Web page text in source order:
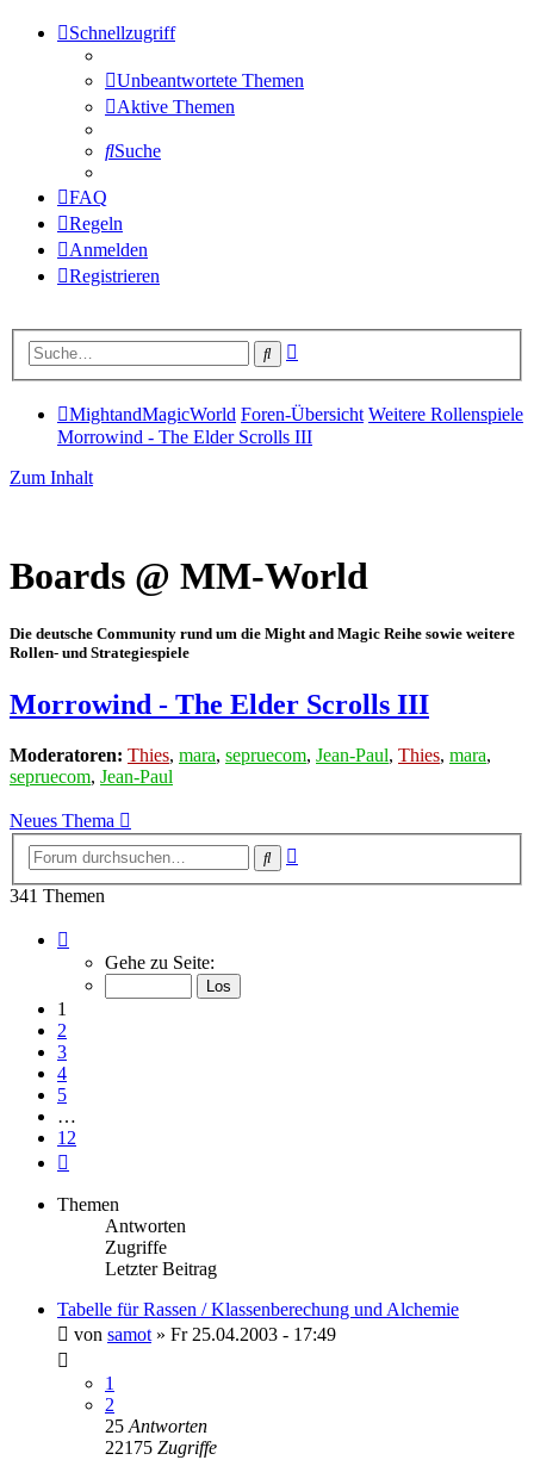
Schnellzugriff
Unbeantwortete Themen
Aktive Themen
Suche
FAQ
Regeln
Anmelden
Registrieren
Suche
MightandMagicWorld Foren-Übersicht Weitere Rollenspiele
Morrowind - The Elder Scrolls III
Zum Inhalt
Boards @ MM-World
Die deutsche Community rund um die Might and Magic Reihe sowie weitere
Rollen- und Strategiespiele
Morrowind - The Elder Scrolls III
Moderatoren: Thies, mara, sepruecom, Jean-Paul, Thies, mara,
sepruecom, Jean-Paul
Neues Thema
Suche
341 Themen
von
Gehe zu Seite:
1
2
3
4
5
…
12
Themen
Antworten
Zugriffe
Letzter Beitrag
Tabelle für Rassen / Klassenberechung und Alchemie
von samot » Fr 25.04.2003 - 17:49
1
2
25 Antworten
22175 Zugriffe